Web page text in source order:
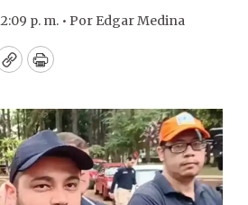
p. m. • Por Edgar Medina
CopyPrint